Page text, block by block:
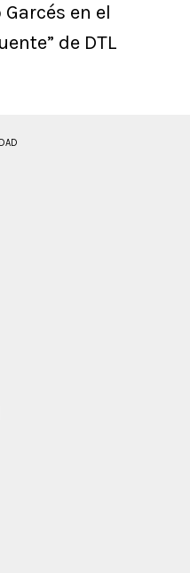
Garcés en el
de DTL